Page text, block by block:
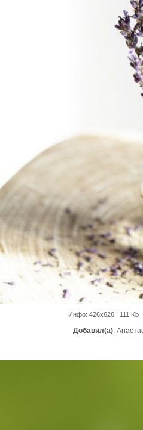
Инфо: 426х626 | 111 Kb
Добавил(а):